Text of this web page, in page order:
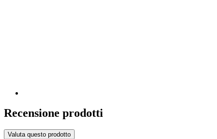
Recensione prodotti
Valuta questo prodotto